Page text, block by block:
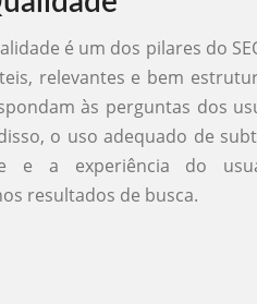
é um dos pilares do
relevantes e bem
às perguntas dos
o uso adequado de
e a experiência do
resultados de busca.